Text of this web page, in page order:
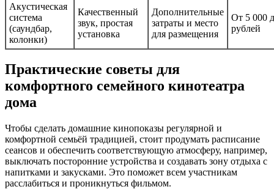
Акустическая
система
(саундбар,
колонки)
Качественный
звук, простая
установка
Дополнительные
затраты и место
для размещения
От 5 000
рублей
Практические советы для
комфортного семейного кинотеатра
дома
Чтобы сделать домашние кинопоказы регулярной и
комфортной семьёй традицией, стоит продумать расписание
сеансов и обеспечить соответствующую атмосферу, например,
выключать посторонние устройства и создавать зону отдыха с
напитками и закусками. Это поможет всем участникам
расслабиться и проникнуться фильмом.